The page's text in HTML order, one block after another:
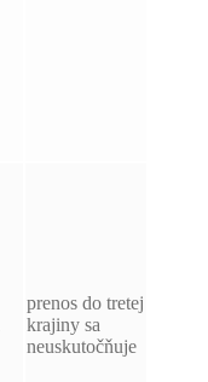
prenos do tretej
krajiny sa
neuskutočňuje